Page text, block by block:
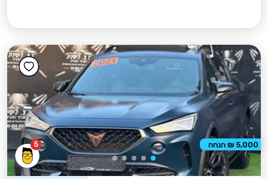
5 5,000 ₪ הנחה